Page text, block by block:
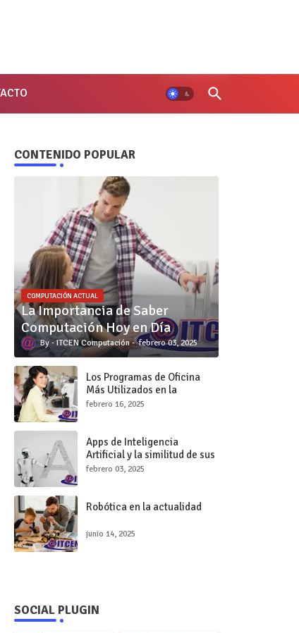
CONTENIDO POPULAR
COMPUTACIÓN ACTUAL
La Importancia de Saber
Computación Hoy en Día
ITCEN Computación febrero 03, 2025
Los Programas de Oficina
Más Utilizados en la
Industria Actual
febrero 16, 2025
Apps de Inteligencia
Artificial y la similitud de sus
logos
febrero 03, 2025
Robótica en la actualidad
junio 14, 2025
SOCIAL PLUGIN